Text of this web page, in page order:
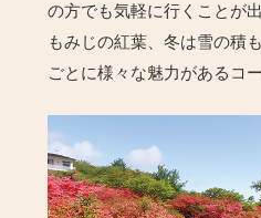
の方でも気軽に行くことが
もみじの紅葉、冬は雪の積
ごとに様々な魅力があるコー